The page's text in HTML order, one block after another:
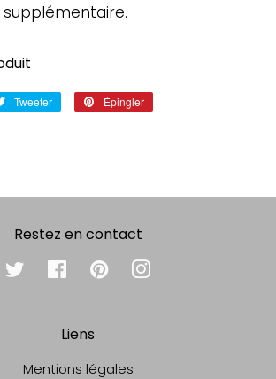
Tweeter
Tweeter
Épingler
Restez en contact
Twitter FacebookPinterest
Liens
Mentions légales